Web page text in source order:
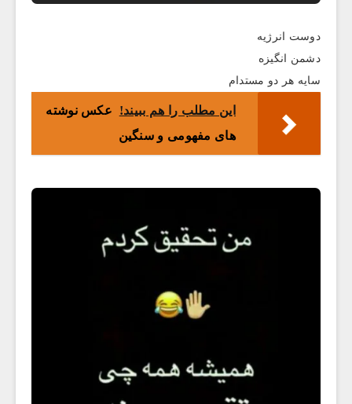
دوست انرژیه
دشمن انگیزه
سایه هر دو مستدام
این مطلب را هم ببیند!
عکس نوشته
های مفهومی و سنگین